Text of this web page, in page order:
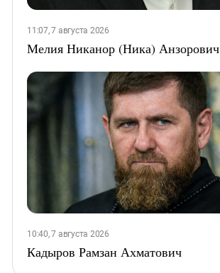
11:07, 7 августа 2026
Мелия Никанор (Ника) Анзорович
10:40, 7 августа 2026
Кадыров Рамзан Ахматович